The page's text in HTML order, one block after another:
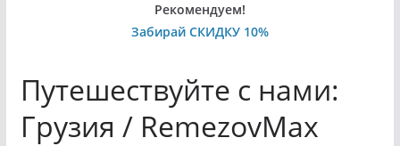
Рекомендуем!
Забирай СКИДКУ 10%
Путешествуйте с нами:
Грузия / RemezovMax